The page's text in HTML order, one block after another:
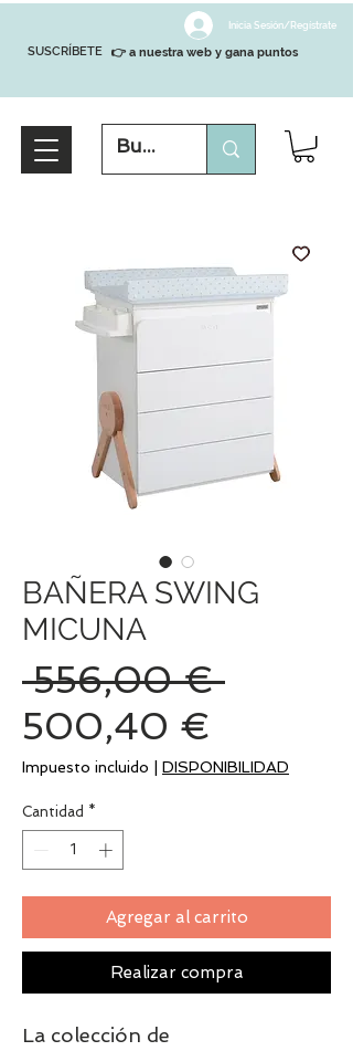
SUSCRÍBETE
Inicia Sesión/Regístrate
👉 a nuestra web y gana puntos
BAÑERA SWING
MICUNA
556,00 € Precio
500,40 €
de
Impuesto incluido DISPONIBILIDAD
Cantidad *
Agregar al carrito
Realizar compra
La colección de